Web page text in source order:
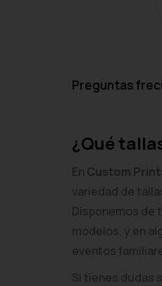
Preguntas
¿Qué
En Custom
variedad de
Disponemos de
modelos, y en
eventos
Si tienes dudas